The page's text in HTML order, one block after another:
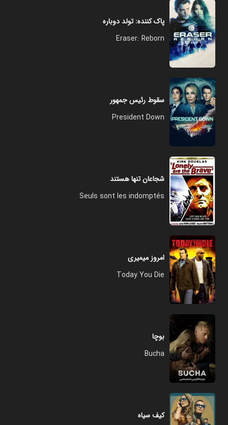
پاک کننده: تولد دوباره
Eraser: Reborn
سقوط رئیس جمهور
President Down
شجاعان تنها هستند
Seuls sont les indomptés
امروز میمیری
Today You Die
بوچا
Bucha
کیف سیاه